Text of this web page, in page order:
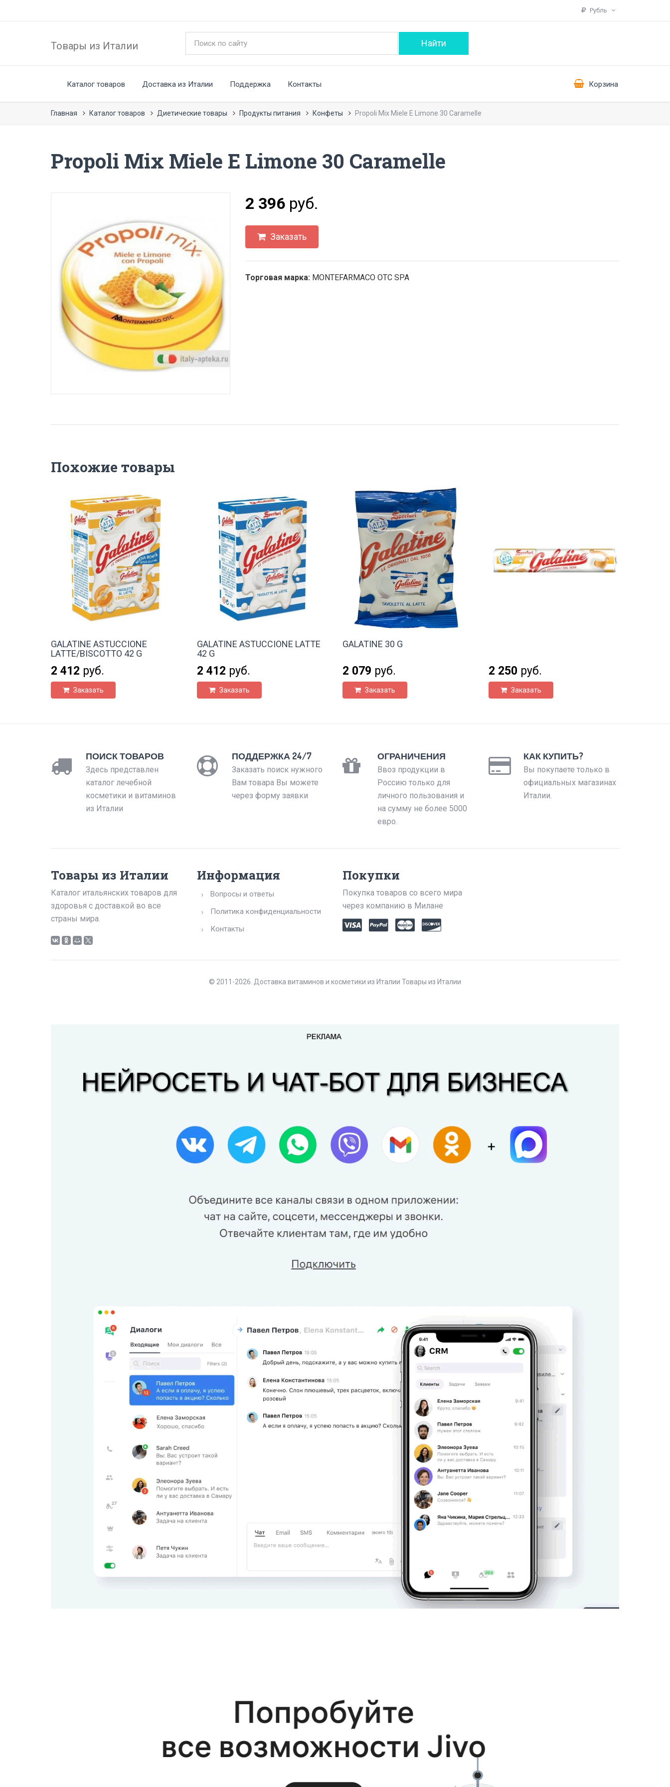
Рубль
Товары из Италии
Каталог товаров Доставка из Италии Поддержка Контакты Корзина
Главная Каталог товаров Диетические товары Продукты питания Конфеты Propoli Mix Miele E Limone 30 Caramelle
Propoli Mix Miele E Limone 30 Caramelle
2 396 руб.
Заказать
Торговая марка: MONTEFARMACO OTC SPA
Похожие товары
GALATINE ASTUCCIONE
LATTE/BISCOTTO 42 G
2 412 руб.
Заказать
GALATINE ASTUCCIONE LATTE
42 G
2 412 руб.
Заказать
GALATINE 30 G
2 079 руб.
Заказать
2 250 руб.
Заказать
ПОИСК ТОВАРОВ
Здесь представлен
каталог лечебной
косметики и витаминов
из Италии
ПОДДЕРЖКА 24/7
Заказать поиск нужного
Вам товара Вы можете
через форму заявки
ОГРАНИЧЕНИЯ
Ввоз продукции в
Россию только для
личного пользования и
на сумму не более 5000
евро.
КАК КУПИТЬ?
Вы покупаете только в
официальных магазинах
Италии.
Товары из Италии
Каталог итальянских товаров для
здоровья с доставкой во все
страны мира.
Информация
Вопросы и ответы
Политика конфиденциальности
Контакты
Покупки
Покупка товаров со всего мира
через компанию в Милане
© 2011-2026. Доставка витаминов и косметики из Италии Товары из Италии